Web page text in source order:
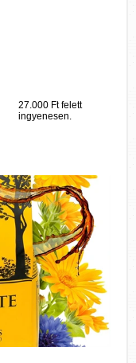
27.000 Ft felett
ingyenesen.